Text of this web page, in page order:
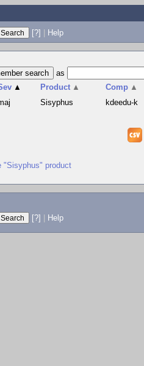
[?] | Help
as
▲ Product ▲ Comp ▲
Sisyphus kdeedu-k
"Sisyphus" product
[?] Help